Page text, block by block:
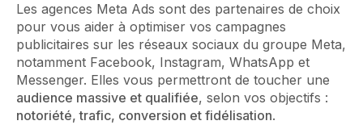
Les agences Meta Ads sont des partenaires de choix
pour vous aider à optimiser vos campagnes
publicitaires sur les réseaux sociaux du groupe Meta,
notamment Facebook, Instagram, WhatsApp et
Messenger. Elles vous permettront de toucher une
audience massive et qualifiée, selon vos objectifs :
notoriété, trafic, conversion et fidélisation.